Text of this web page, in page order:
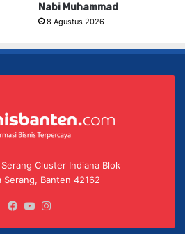
Nabi Muhammad
8 Agustus 2026
Cluster Indiana Blok
Serang, Banten 42162
Facebook
YouTube